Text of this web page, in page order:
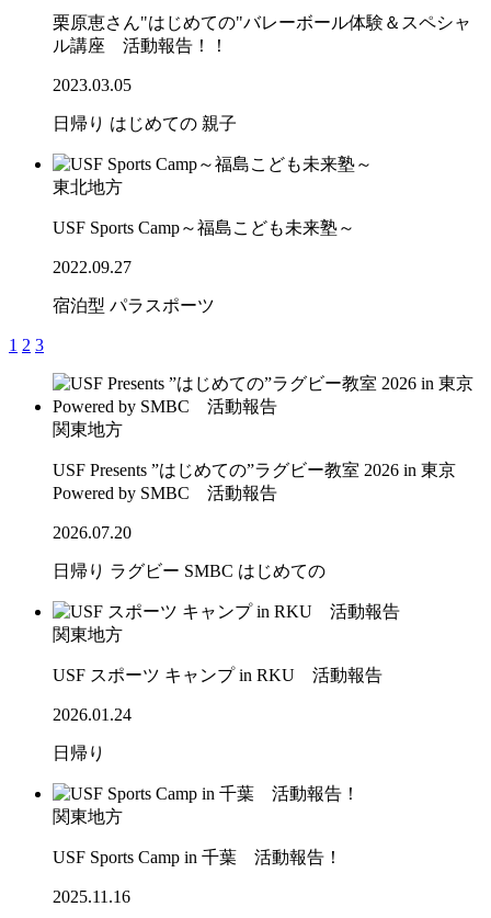
栗原恵さん"はじめての"バレーボール体験＆スペシャ
ル講座 活動報告！！
2023.03.05
日帰り はじめての 親子
東北地方
USF Sports Camp～福島こども未来塾～
2022.09.27
宿泊型 パラスポーツ
1 2 3
関東地方
USF Presents ”はじめての”ラグビー教室 2026 in 東京
Powered by SMBC 活動報告
2026.07.20
日帰り ラグビー SMBC はじめての
関東地方
USF スポーツ キャンプ in RKU 活動報告
2026.01.24
日帰り
関東地方
USF Sports Camp in 千葉 活動報告！
2025.11.16